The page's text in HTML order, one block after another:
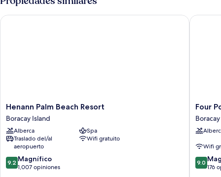
Henann
Palm
Beach
Resort
Boracay
Island
Henann Palm Beach Resort
Boracay Island
Alberca
Spa
Traslado del/al
aeropuerto
Wifi gratuito
9.2
de
9.2 Magnífico
1,007 opiniones
Henann Palm Beach Resort
Four
Points
by
Boracay
Island
Four
Wifi
9.0
de
9.0
176
Four